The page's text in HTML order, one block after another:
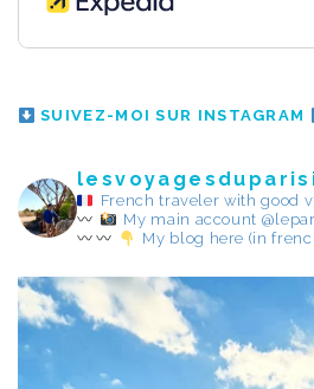
SUIVEZ-MOI SUR INSTAGRAM
French traveler with good
My main account
My blog here (in